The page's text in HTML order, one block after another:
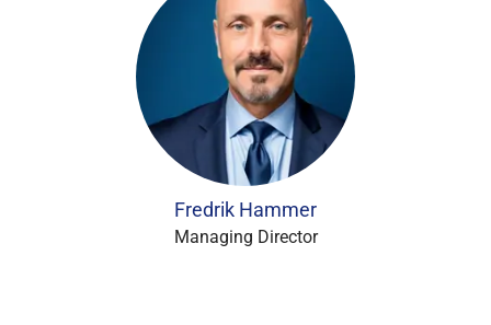
Fredrik Hammer
Managing Director